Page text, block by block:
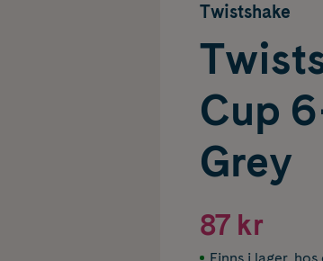
Twistshake
Cup
Grey
87 kr